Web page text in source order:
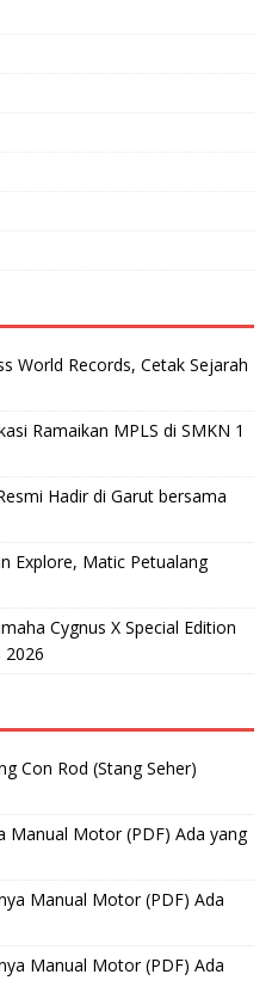
World Records, Cetak Sejarah
Ramaikan MPLS di SMKN 1
Hadir di Garut bersama
Explore, Matic Petualang
Cygnus X Special Edition
2026
Con Rod (Stang Seher)
Manual Motor (PDF) Ada yang
Manual Motor (PDF) Ada
Manual Motor (PDF) Ada